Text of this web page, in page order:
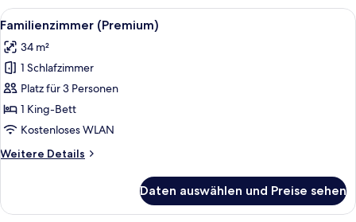
(Deluxe)
Alle
Fotos
für
Familienzimmer
(Premium)
anzeigen
Ein modernes Badezimmer mit zwei
5
Familienzimmer (Premium)
34 m²
1 Schlafzimmer
Platz für 3 Personen
1 King-Bett
Kostenloses WLAN
Weitere Details
Weitere
(Premium)
Daten auswählen und Preise sehen